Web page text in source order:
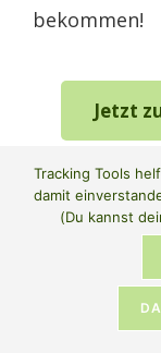
bekommen!
Jetzt
Du
Tracking Tools
damit
(Du kannst